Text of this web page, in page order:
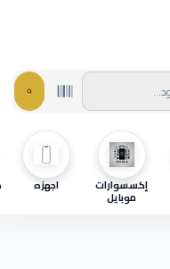
إكسسوارات
موبايل
اجهزه